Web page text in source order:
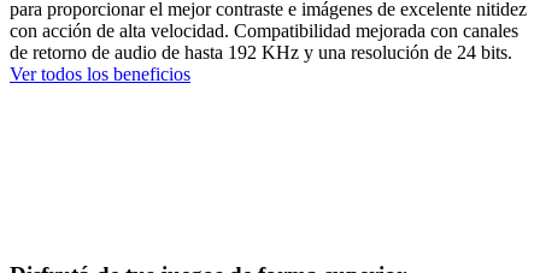
para proporcionar el mejor contraste e imágenes de excelente nitidez
con acción de alta velocidad. Compatibilidad mejorada con canales
de retorno de audio de hasta 192 KHz y una resolución de 24 bits.
Ver todos los beneficios